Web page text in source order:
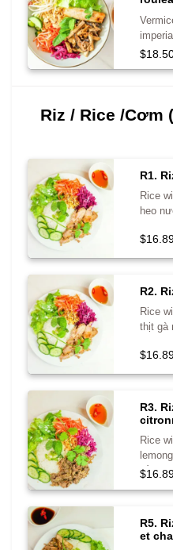
Riz / Rice /Cơm
R1.
Rice
heo
R2.
Rice
thịt gà
R3.
Rice
tế
R5.
et